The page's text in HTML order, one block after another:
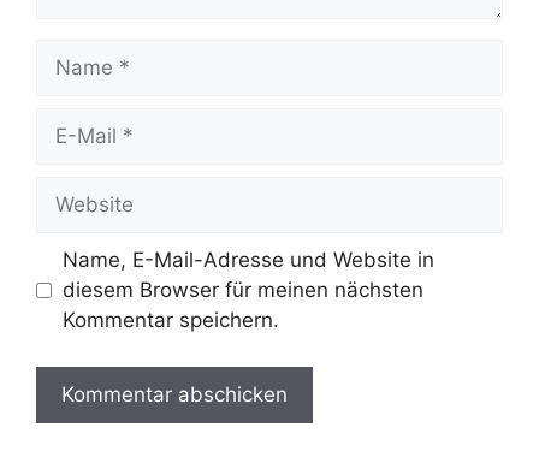
Name
Website
Name, E-Mail-Adresse und Website in
diesem Browser für meinen nächsten
Kommentar speichern.